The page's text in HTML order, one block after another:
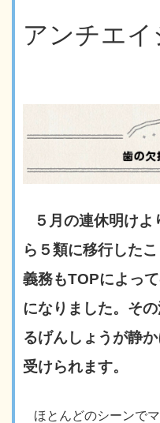
アンチエ
５月の連休明け
ら５類に移行した
義務もTOPによっ
になりました。そ
るげんしょうが静
受けられます。
ほとんどのシーンで